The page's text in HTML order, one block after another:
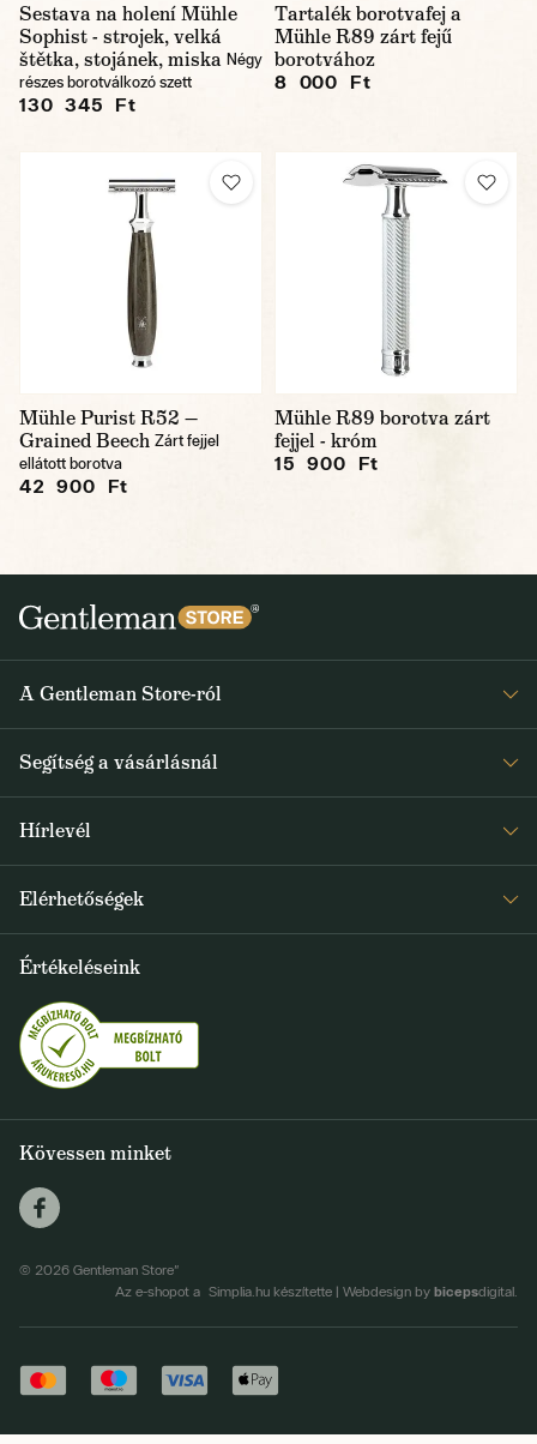
Sestava na holení Mühle
Sophist - strojek, velká
štětka, stojánek, miska Négy
részes borotválkozó szett
130 345 Ft
Tartalék borotvafej a
Mühle R89 zárt fejű
borotvához
8 000 Ft
Mühle Purist R52 —
Grained Beech Zárt fejjel
ellátott borotva
42 900 Ft
Mühle R89 borotva zárt
fejjel - króm
15 900 Ft
A Gentleman Store-ról
Rólunk
Journal
Segítség a vásárlásnál
Általános Szerződési Feltételek
Hírlevél
a speciális kínálatokról
Egyetértek a hírlevél elküldésével
Elérhetőségek
Értékeléseink
Kövessen minket
© 2026 Gentleman Store"
Az e-shopot a Simplia.hu készítette | Webdesign by bicepsdigital.